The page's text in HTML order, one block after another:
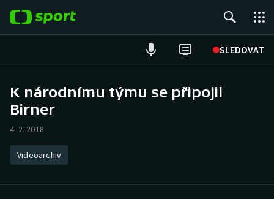
SLEDOVAT
Hokej
Atletika
K národnímu týmu se připojil
Birner
4. 2. 2018
Videoarchiv